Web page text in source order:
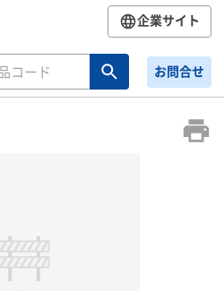
企業サイト
お問合せ